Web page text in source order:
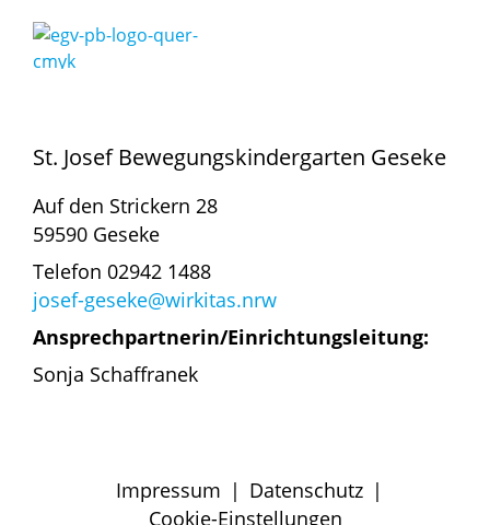
St. Josef Bewegungskindergarten Geseke
Auf den Strickern 28
59590 Geseke
Telefon 02942 1488
josef-geseke@wirkitas.nrw
Ansprechpartnerin/Einrichtungsleitung:
Sonja Schaffranek
Impressum | Datenschutz |
Cookie-Einstellungen